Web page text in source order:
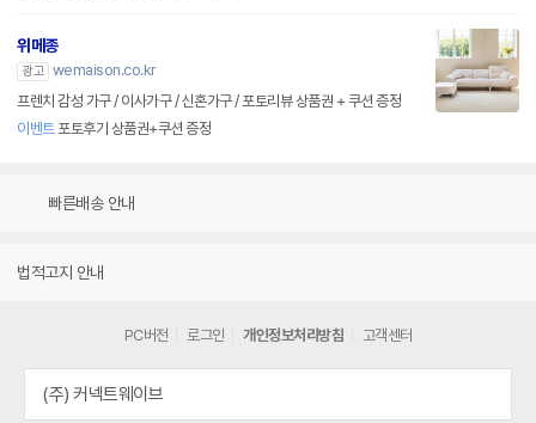
위메종
광고 wemaison.co.kr
프렌치 감성 가구 / 이사가구 / 신혼가구 / 포토리뷰 상품권 + 쿠션 증정
이벤트포토후기 상품권+쿠션 증정
빠른배송 안내
법적고지 안내
PC버전 로그인 개인정보처리방침 고객센터
(주) 커넥트웨이브